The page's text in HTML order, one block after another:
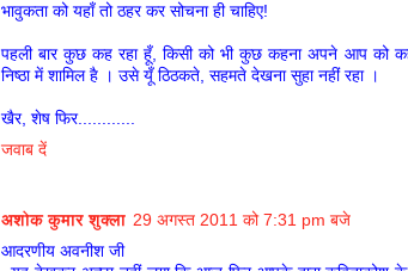
भावुकता को यहाँ तो ठहर कर सोचना ही चाहिए!
पहली बार कुछ कह रहा हूँ, किसी को भी कुछ कहना अपने आप को
निष्ठा में शामिल है । उसे यूँ ठिठकते, सहमते देखना सुहा नहीं रहा ।
खैर, शेष फिर............
जवाब दें
अशोक कुमार शुक्ला 29 अगस्त 2011 को 7:31 pm बजे
आदरणीय अवनीश जी